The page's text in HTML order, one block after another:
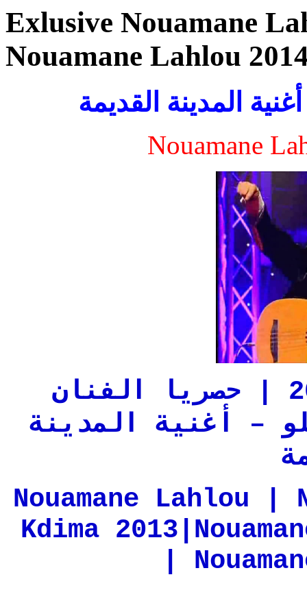
Exlusive Nouamane
Nouamane Lahlou
المدينة القديمة
Nouamane
فيديو نعمان لحلو 2013 | حصريا الفنان
– أغنية المدينة
Nouamane Lahlou |
Kdima
|